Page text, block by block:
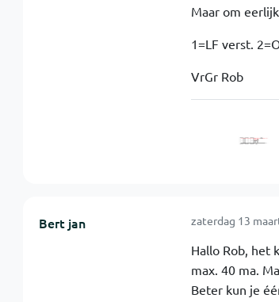
Maar om
1=LF verst.
VrGr Rob
Bert jan zaterdag 13
Hallo Rob, het
max. 40 ma.
Beter kun je